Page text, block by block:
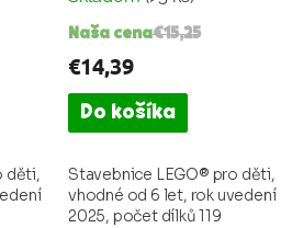
děti,
€15,25
Naša cena
€14,39
Do košíka
Stavebnice LEGO® pro děti,
vhodné od 6 let, rok uvedení
2025, počet dílků 119